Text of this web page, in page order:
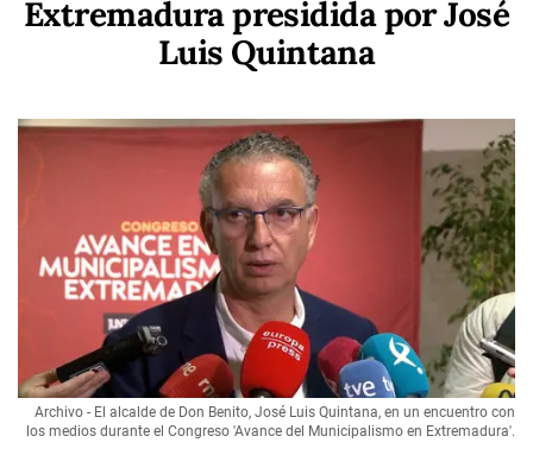
Extremadura presidida por José
Luis Quintana
Archivo - El alcalde de Don Benito, José Luis Quintana, en un encuentro con
los medios durante el Congreso 'Avance del Municipalismo en Extremadura'.